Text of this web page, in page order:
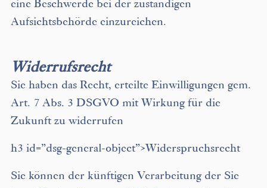
eine Beschwerde bei der zuständigen
Aufsichtsbehörde einzureichen.
Widerrufsrecht
Sie haben das Recht, erteilte Einwilligungen gem.
Art. 7 Abs. 3 DSGVO mit Wirkung für die
Zukunft zu widerrufen
h3 id=”dsg-general-object”>Widerspruchsrecht
Sie können der künftigen Verarbeitung der Sie